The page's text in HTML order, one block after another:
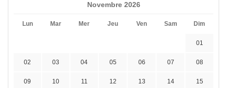
Novembre 2026
Lun Mar Mer Jeu Ven Sam Dim
01
02 03 04 05 06 07 08
09 10 11 12 13 14 15